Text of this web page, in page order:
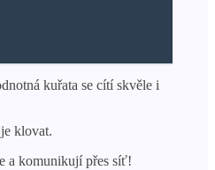
kuřata se cítí skvěle i
klovat.
a komunikují přes síť!